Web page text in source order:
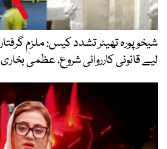
شیخوپورہ تھیٹر تشدد کیس: ملزم
لیے قانونی کارروائی شروع، عظمیٰ بخاری